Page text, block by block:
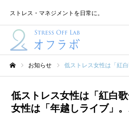
ストレス・マネジメントを日常に。
お知らせ 低ストレス女性は「紅白歌合戦」高ストレス女性は「年越しライブ」
低ストレス女性は「紅白
女性は「年越しライブ」